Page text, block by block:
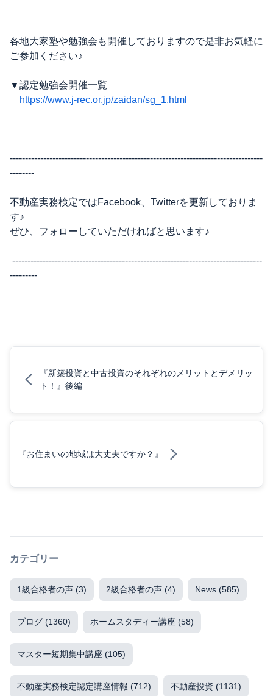
各地大家塾や勉強会も開催しておりますので是非お気軽に
ご参加ください♪
▼認定勉強会開催一覧
https://www.j-rec.or.jp/zaidan/sg_1.html
-----------------------------------------------------------------------------------
--------
不動産実務検定ではFacebook、Twitterを更新しておりま
す♪
ぜひ、フォローしていただければと思います♪
----------------------------------------------------------------------------------
---------
『新築投資と中古投資のそれぞれのメリットとデメリッ
ト！』後編
『お住まいの地域は大丈夫ですか？』
カテゴリー
1級合格者の声 (3) 2級合格者の声 (4) News (585)
ブログ (1360) ホームスタディー講座 (58)
マスター短期集中講座 (105)
不動産実務検定認定講座情報 (712) 不動産投資 (1131)